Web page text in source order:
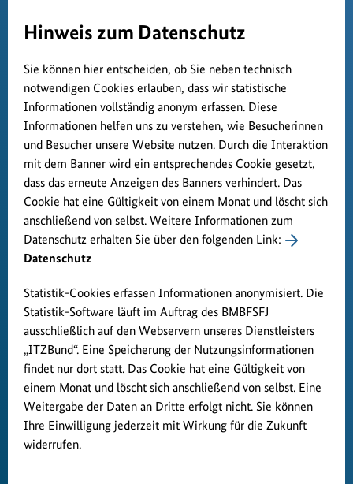
Hinweis zum Datenschutz
Sie können hier entscheiden, ob Sie neben technisch
notwendigen Cookies erlauben, dass wir statistische
Informationen vollständig anonym erfassen. Diese
Informationen helfen uns zu verstehen, wie Besucherinnen
und Besucher unsere Website nutzen. Durch die Interaktion
mit dem Banner wird ein entsprechendes Cookie gesetzt,
dass das erneute Anzeigen des Banners verhindert. Das
Cookie hat eine Gültigkeit von einem Monat und löscht sich
anschließend von selbst. Weitere Informationen zum
Datenschutz erhalten Sie über den folgenden Link:
Datenschutz
Statistik-Cookies erfassen Informationen anonymisiert. Die
Statistik-Software läuft im Auftrag des BMBFSFJ
ausschließlich auf den Webservern unseres Dienstleisters
„ITZBund“. Eine Speicherung der Nutzungsinformationen
findet nur dort statt. Das Cookie hat eine Gültigkeit von
einem Monat und löscht sich anschließend von selbst. Eine
Weitergabe der Daten an Dritte erfolgt nicht. Sie können
Ihre Einwilligung jederzeit mit Wirkung für die Zukunft
widerrufen.